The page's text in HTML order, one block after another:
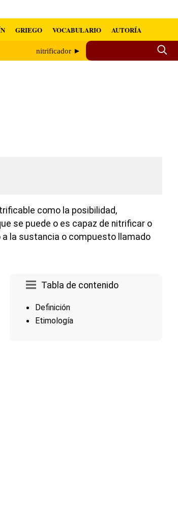
GRIEGO VOCABULARIO AUTORÍA
nitrificador ►
como la posibilidad,
se puede o es capaz de nitrificar o
la sustancia o compuesto llamado
Tabla de contenido
Definición
Etimología